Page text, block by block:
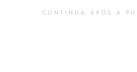
CONTINUA APÓS A